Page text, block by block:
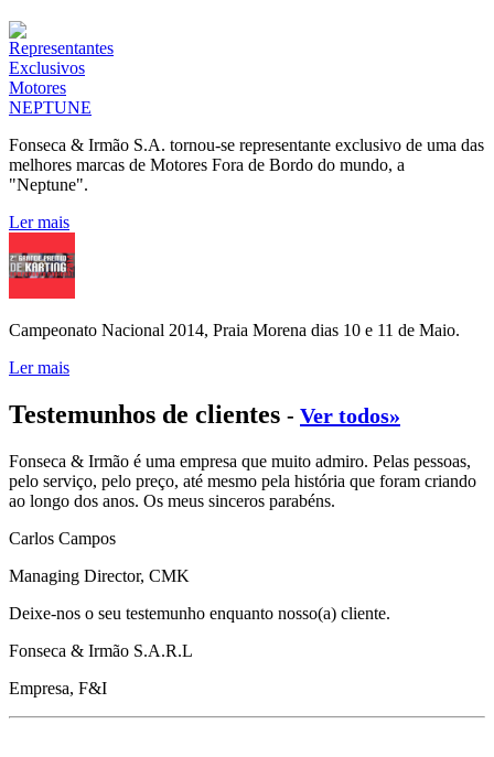
Fonseca & Irmão S.A. tornou-se representante exclusivo de uma das
melhores marcas de Motores Fora de Bordo do mundo, a
"Neptune".
Ler mais
Campeonato Nacional 2014, Praia Morena dias 10 e 11 de Maio.
Ler mais
Testemunhos de clientes - Ver todos»
Fonseca & Irmão é uma empresa que muito admiro. Pelas pessoas,
pelo serviço, pelo preço, até mesmo pela história que foram criando
ao longo dos anos. Os meus sinceros parabéns.
Carlos Campos
Managing Director, CMK
Deixe-nos o seu testemunho enquanto nosso(a) cliente.
Fonseca & Irmão S.A.R.L
Empresa, F&I